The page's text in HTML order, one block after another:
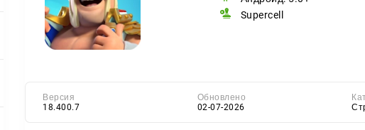
Supercell
Версия
18.400.7
Обновлено
02-07-2026